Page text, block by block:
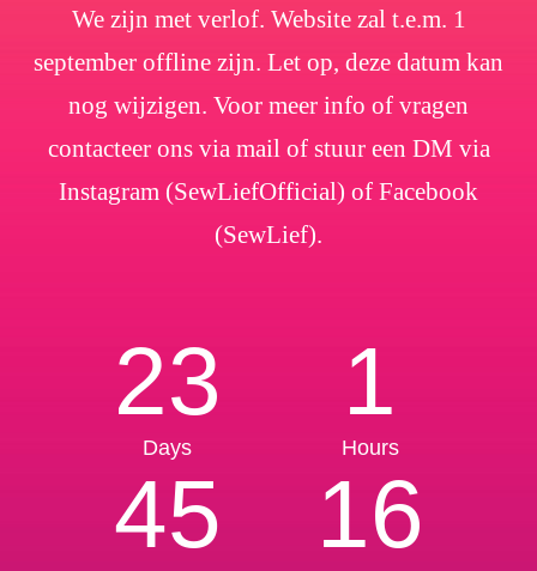
We zijn met verlof. Website zal t.e.m. 1
september offline zijn. Let op, deze datum kan
nog wijzigen. Voor meer info of vragen
contacteer ons via mail of stuur een DM via
Instagram (SewLiefOfficial) of Facebook
(SewLief).
23
Days
1
Hours
45 16